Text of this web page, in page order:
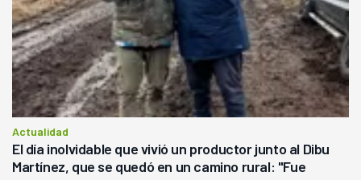
Actualidad
El día inolvidable que vivió un productor junto al Dibu
Martínez, que se quedó en un camino rural: "Fue